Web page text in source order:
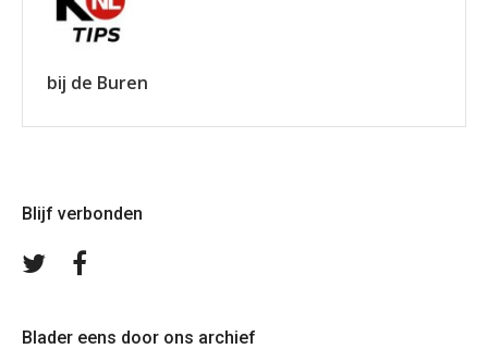
bij de Buren
Blijf verbonden
Volg
Blader eens door ons archief